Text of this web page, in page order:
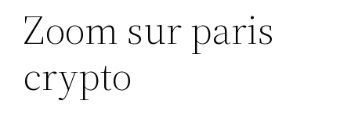
Zoom sur paris
crypto